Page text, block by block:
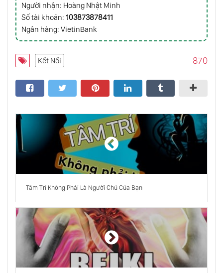
Vui Sống Hiểm Nguy
Mahatma Gandhi, Tay Nhà Buôn
Mê Tín
Osho Nói Về Nhịn Ăn
Nhìn Vào Người Khác Mà Không Phán Xét
Người nhận: Hoàng Nhật Minh
Số tài khoản: 103873878411
Ngân hàng: VietinBank
Kết Nối 870
Tâm Trí Không Phải Là Người Chủ Của Bạn